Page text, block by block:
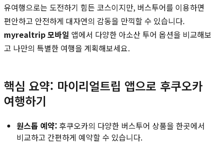
유여행으로는 도전하기 힘든 코스이지만, 버스투어를 이용하면
편안하고 안전하게 대자연의 감동을 만끽할 수 있습니다.
myrealtrip 모바일 앱에서 다양한 아소산 투어 옵션을 비교해보
고 나만의 특별한 여행을 계획해보세요.
핵심 요약: 마이리얼트립 앱으로 후쿠오카
여행하기
원스톱 예약: 후쿠오카의 다양한 버스투어 상품을 한곳에서
비교하고 간편하게 예약할 수 있습니다.